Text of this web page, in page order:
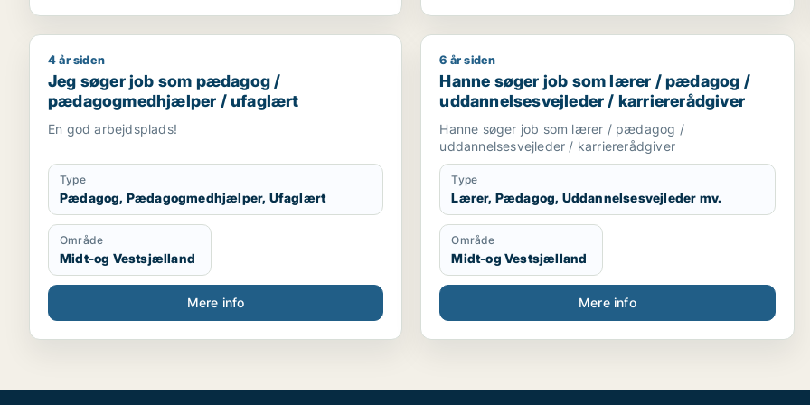
Jeg søger job som pædagog / pædagogmedhjælper / ufaglært
4 år siden
Jeg søger job som pædagog /
pædagogmedhjælper / ufaglært
En god arbejdsplads!
Type
Pædagog, Pædagogmedhjælper, Ufaglært
Område
Midt-og Vestsjælland
Mere info
Hanne søger job som lærer / pædagog /
6 år siden
Hanne søger job som lærer / pædagog /
uddannelsesvejleder / karriererådgiver
Hanne søger job som lærer / pædagog /
uddannelsesvejleder / karriererådgiver
Type
Lærer, Pædagog, Uddannelsesvejleder mv.
Område
Midt-og Vestsjælland
Mere info